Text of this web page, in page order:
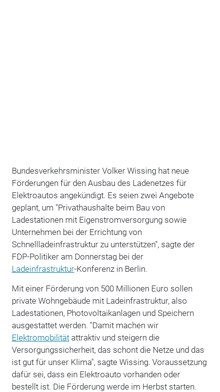
Bundesverkehrsminister Volker Wissing hat neue
Förderungen für den Ausbau des Ladenetzes für
Elektroautos angekündigt. Es seien zwei Angebote
geplant, um "Privathaushalte beim Bau von
Ladestationen mit Eigenstromversorgung sowie
Unternehmen bei der Errichtung von
Schnellladeinfrastruktur zu unterstützen", sagte der
FDP-Politiker am Donnerstag bei der
Ladeinfrastruktur-Konferenz in Berlin.
Mit einer Förderung von 500 Millionen Euro sollen
private Wohngebäude mit Ladeinfrastruktur, also
Ladestationen, Photovoltaikanlagen und Speichern
ausgestattet werden. "Damit machen wir
Elektromobilitätattraktiv und steigern die
Versorgungssicherheit, das schont die Netze und das
ist gut für unser Klima", sagte Wissing. Voraussetzung
dafür sei, dass ein Elektroauto vorhanden oder
bestellt ist. Die Förderung werde im Herbst starten.